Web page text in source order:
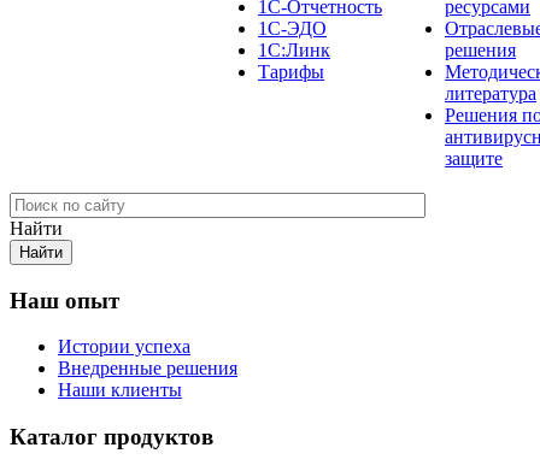
1С-Отчетность
1С-ЭДО
1С:Линк
Тарифы
ресурсами
решения
литература
Решения
защите
Найти
Наш опыт
Истории успеха
Внедренные решения
Наши клиенты
Каталог продуктов